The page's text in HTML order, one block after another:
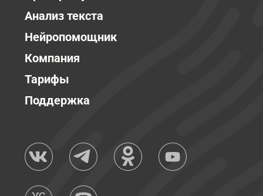
Анализ текста
Нейропомощник
Компания
Тарифы
Поддержка